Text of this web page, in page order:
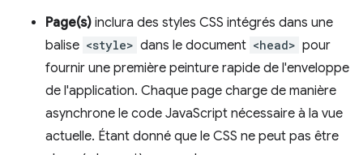
Page(s) inclura des styles CSS intégrés dans une
balise <style> dans le document <head> pour
fournir une première peinture rapide de l'enveloppe
de l'application. Chaque page charge de manière
asynchrone le code JavaScript nécessaire à la vue
actuelle. Étant donné que le CSS ne peut pas être